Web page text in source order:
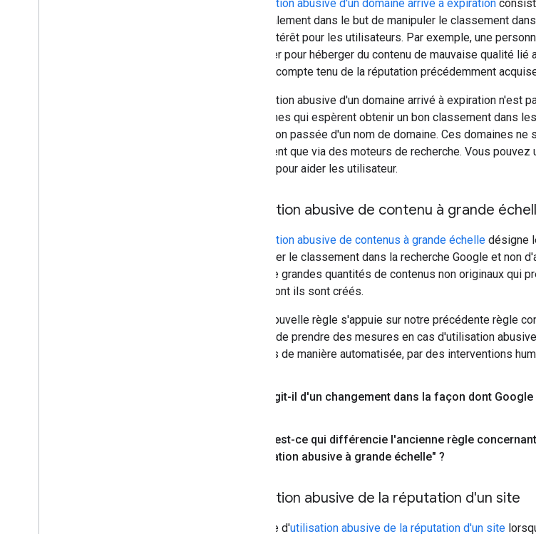
utilisation abusive d'un domaine arrivé à expiration
principalement dans le but de manipuler le classement
pas d'intérêt pour les utilisateurs. Par exemple, une
réutiliser pour héberger du contenu de mauvaise qualité
Google compte tenu de la réputation précédemment
L'utilisation abusive d'un domaine arrivé à expiration n'est
personnes qui espèrent obtenir un bon classement dans
réputation passée d'un nom de domaine. Ces domaines
autrement que via des moteurs de recherche. Vous
priorité pour aider les utilisateur.
Utilisation abusive de contenu à grande
utilisation abusive de contenus à grande échelle désigne
manipuler le classement dans la recherche Google et
créer de grandes quantités de contenus non originaux
façon dont ils sont créés.
Cette nouvelle règle s'appuie sur notre précédente règle
permet de prendre des mesures en cas d'utilisation
produits de manière automatisée, par des interventions
S'agit-il d'un changement dans la façon dont
Qu'est-ce qui différencie l'ancienne règle
"l'utilisation abusive à grande échelle" ?
Utilisation abusive de la réputation d'un site
On parle d'utilisation abusive de la réputation d'un site